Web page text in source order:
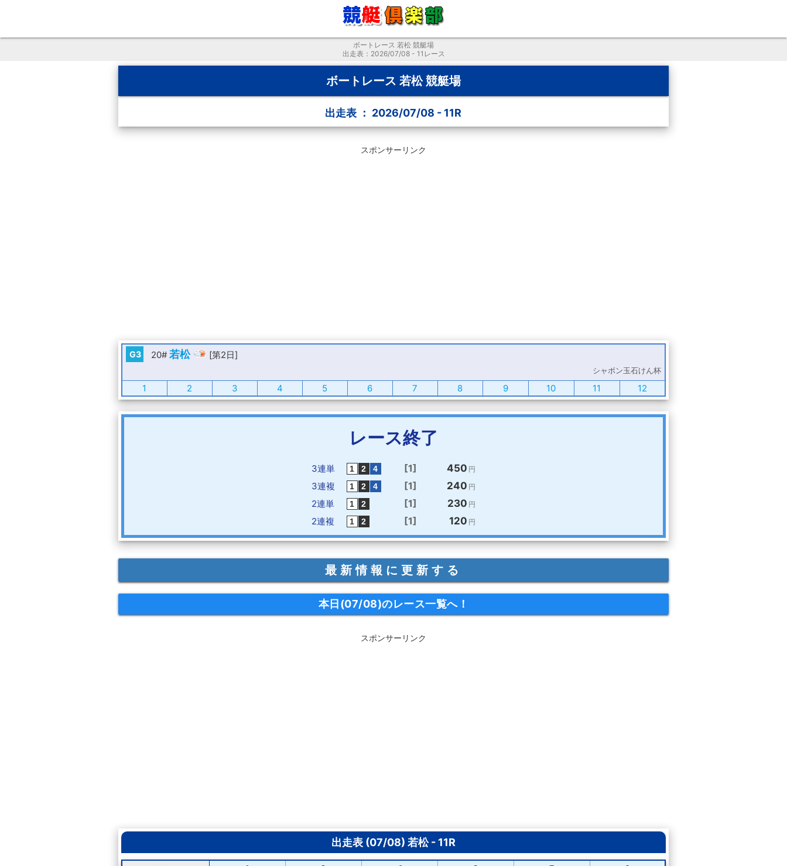
ボートレース 若松 競艇場
出走表：2026/07/08 - 11レース
ボートレース 若松 競艇場
出走表 ： 2026/07/08 - 11R
スポンサーリンク
G3 20# 若松 [第2日]
シャボン玉石けん杯
1 2 3 4 5 6 7 8 9 10 11 12
レース終了
3連単 [1] 450 円
3連複 [1] 240 円
2連単 [1] 230 円
2連複 [1] 120 円
最新情報に更新する
本日(07/08)のレース一覧へ！
スポンサーリンク
出走表 (07/08) 若松 - 11R